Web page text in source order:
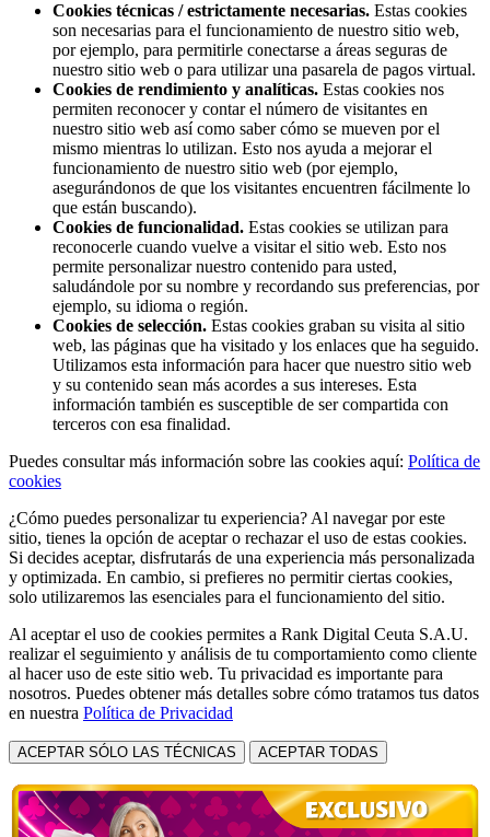
Cookies técnicas / estrictamente necesarias. Estas cookies
son necesarias para el funcionamiento de nuestro sitio web,
por ejemplo, para permitirle conectarse a áreas seguras de
nuestro sitio web o para utilizar una pasarela de pagos virtual.
Cookies de rendimiento y analíticas. Estas cookies nos
permiten reconocer y contar el número de visitantes en
nuestro sitio web así como saber cómo se mueven por el
mismo mientras lo utilizan. Esto nos ayuda a mejorar el
funcionamiento de nuestro sitio web (por ejemplo,
asegurándonos de que los visitantes encuentren fácilmente lo
que están buscando).
Cookies de funcionalidad. Estas cookies se utilizan para
reconocerle cuando vuelve a visitar el sitio web. Esto nos
permite personalizar nuestro contenido para usted,
saludándole por su nombre y recordando sus preferencias, por
ejemplo, su idioma o región.
Cookies de selección. Estas cookies graban su visita al sitio
web, las páginas que ha visitado y los enlaces que ha seguido.
Utilizamos esta información para hacer que nuestro sitio web
y su contenido sean más acordes a sus intereses. Esta
información también es susceptible de ser compartida con
terceros con esa finalidad.
Puedes consultar más información sobre las cookies aquí: Política de
cookies
¿Cómo puedes personalizar tu experiencia? Al navegar por este
sitio, tienes la opción de aceptar o rechazar el uso de estas cookies.
Si decides aceptar, disfrutarás de una experiencia más personalizada
y optimizada. En cambio, si prefieres no permitir ciertas cookies,
solo utilizaremos las esenciales para el funcionamiento del sitio.
Al aceptar el uso de cookies permites a Rank Digital Ceuta S.A.U.
realizar el seguimiento y análisis de tu comportamiento como cliente
al hacer uso de este sitio web. Tu privacidad es importante para
nosotros. Puedes obtener más detalles sobre cómo tratamos tus datos
en nuestra Política de Privacidad
ACEPTAR SÓLO LAS TÉCNICAS ACEPTAR TODAS